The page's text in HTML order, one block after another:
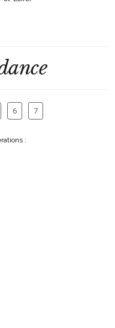
6 7
: